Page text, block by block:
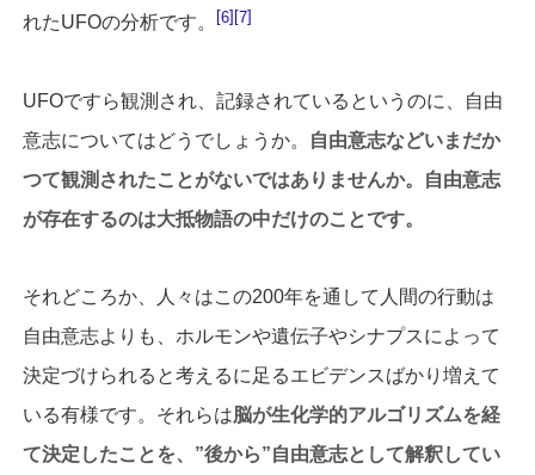
れたUFOの分析です。 6 7
UFOですら観測され、記録されているというのに、自由
意志についてはどうでしょうか。
自由意志などいまだか
つて観測されたことがないではありませんか。自由意志
が存在するのは大抵物語の中だけのことです。
それどころか、人々はこの200年を通して人間の行動は
自由意志よりも、ホルモンや遺伝子やシナプスによって
決定づけられると考えるに足るエビデンスばかり増えて
いる有様です。それらは脳が生化学的アルゴリズムを経
て決定したことを、”後から”自由意志として解釈してい